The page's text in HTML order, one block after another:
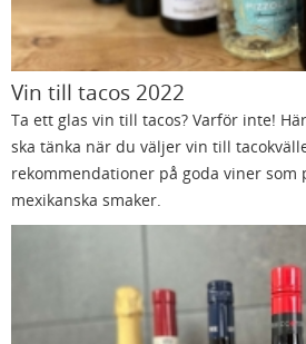
Vin till tacos 2022
Ta ett glas vin till tacos? Varför inte!
ska tänka när du väljer vin till
rekommendationer på goda viner som
mexikanska smaker.